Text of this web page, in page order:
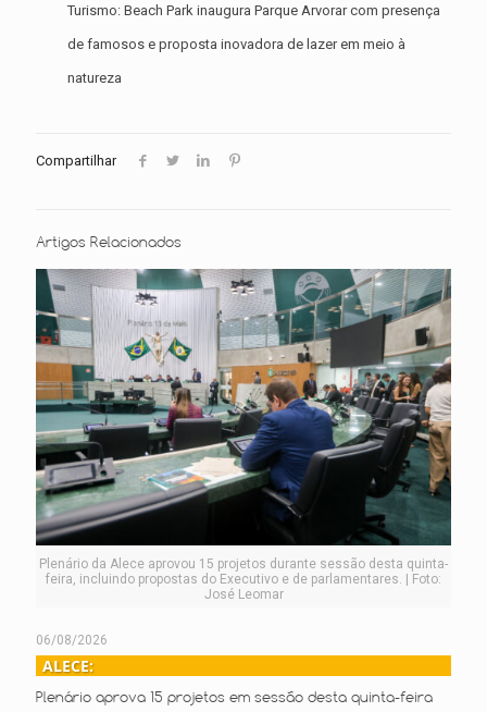
Turismo: Beach Park inaugura Parque Arvorar com presença
de famosos e proposta inovadora de lazer em meio à
natureza
Compartilhar
Artigos Relacionados
Plenário da Alece aprovou 15 projetos durante sessão desta quinta-
feira, incluindo propostas do Executivo e de parlamentares. | Foto:
José Leomar
06/08/2026
ALECE:
Plenário aprova 15 projetos em sessão desta quinta-feira